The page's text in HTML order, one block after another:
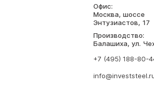
Офис:
Москва, шоссе
Энтузиастов, 17
Производство:
Балашиха, ул.
+7 (495) 188-80-